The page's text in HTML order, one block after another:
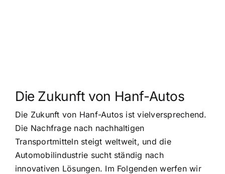
Die Zukunft von Hanf-Autos
Die Zukunft von Hanf-Autos ist vielversprechend.
Die Nachfrage nach nachhaltigen
Transportmitteln steigt weltweit, und die
Automobilindustrie sucht ständig nach
innovativen Lösungen. Im Folgenden werfen wir